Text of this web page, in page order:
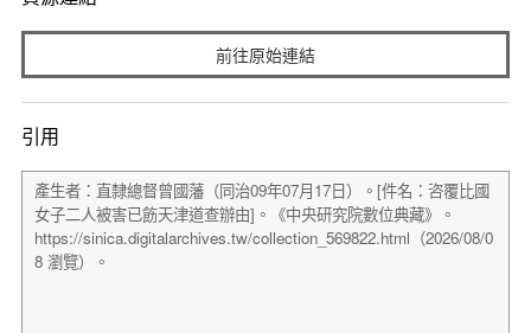
前往原始連結
引用